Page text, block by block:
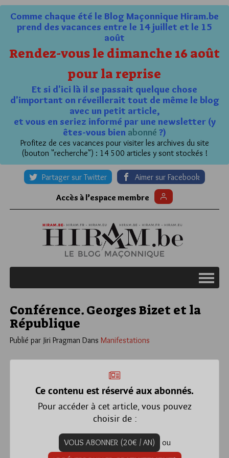
Comme chaque été le Blog Maçonnique Hiram.be
prend des vacances entre le 14 juillet et le 15
août
Rendez-vous le dimanche 16 août
pour la reprise
Et si d'ici là il se passait quelque chose
d'important on réveillerait tout de même le blog
avec un petit article,
et vous en seriez informé par une newsletter (y
êtes-vous bien abonné ?)
Profitez de ces vacances pour visiter les archives du site
(bouton "recherche") : 14 500 articles y sont stockés !
Partager sur Twitter Aimer sur Facebook
Accès à l’espace membre
Conférence. Georges Bizet et la
République
Publié par Jiri Pragman Dans Manifestations
Ce contenu est réservé aux abonnés.
Pour accéder à cet article, vous pouvez
choisir de :
VOUS ABONNER (20€ / AN)
ou